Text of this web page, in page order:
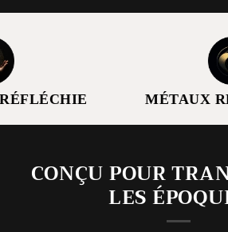
MÉTAUX
CONÇU POUR
LES
GARDEZ LE
Rejoignez-nous et profitez
réduction sur votre première
recevez des offres secrètes,
des histoires